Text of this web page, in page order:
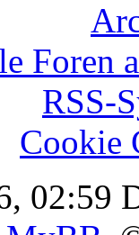
Foren
RSS-
Cookie
02:59